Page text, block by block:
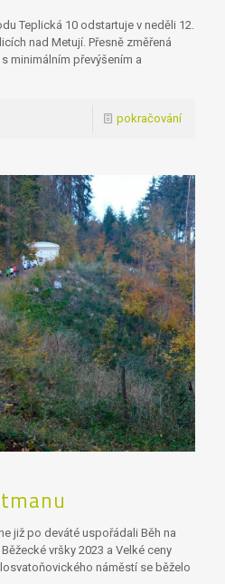
Teplická 10 odstartuje v neděli 12.
nad Metují. Přesně změřená
minimálním převýšením a
pokračování
již po deváté uspořádali Běh na
vršky 2023 a Velké ceny
náměstí se běželo